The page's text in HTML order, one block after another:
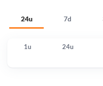
24u 7d
1u 24u